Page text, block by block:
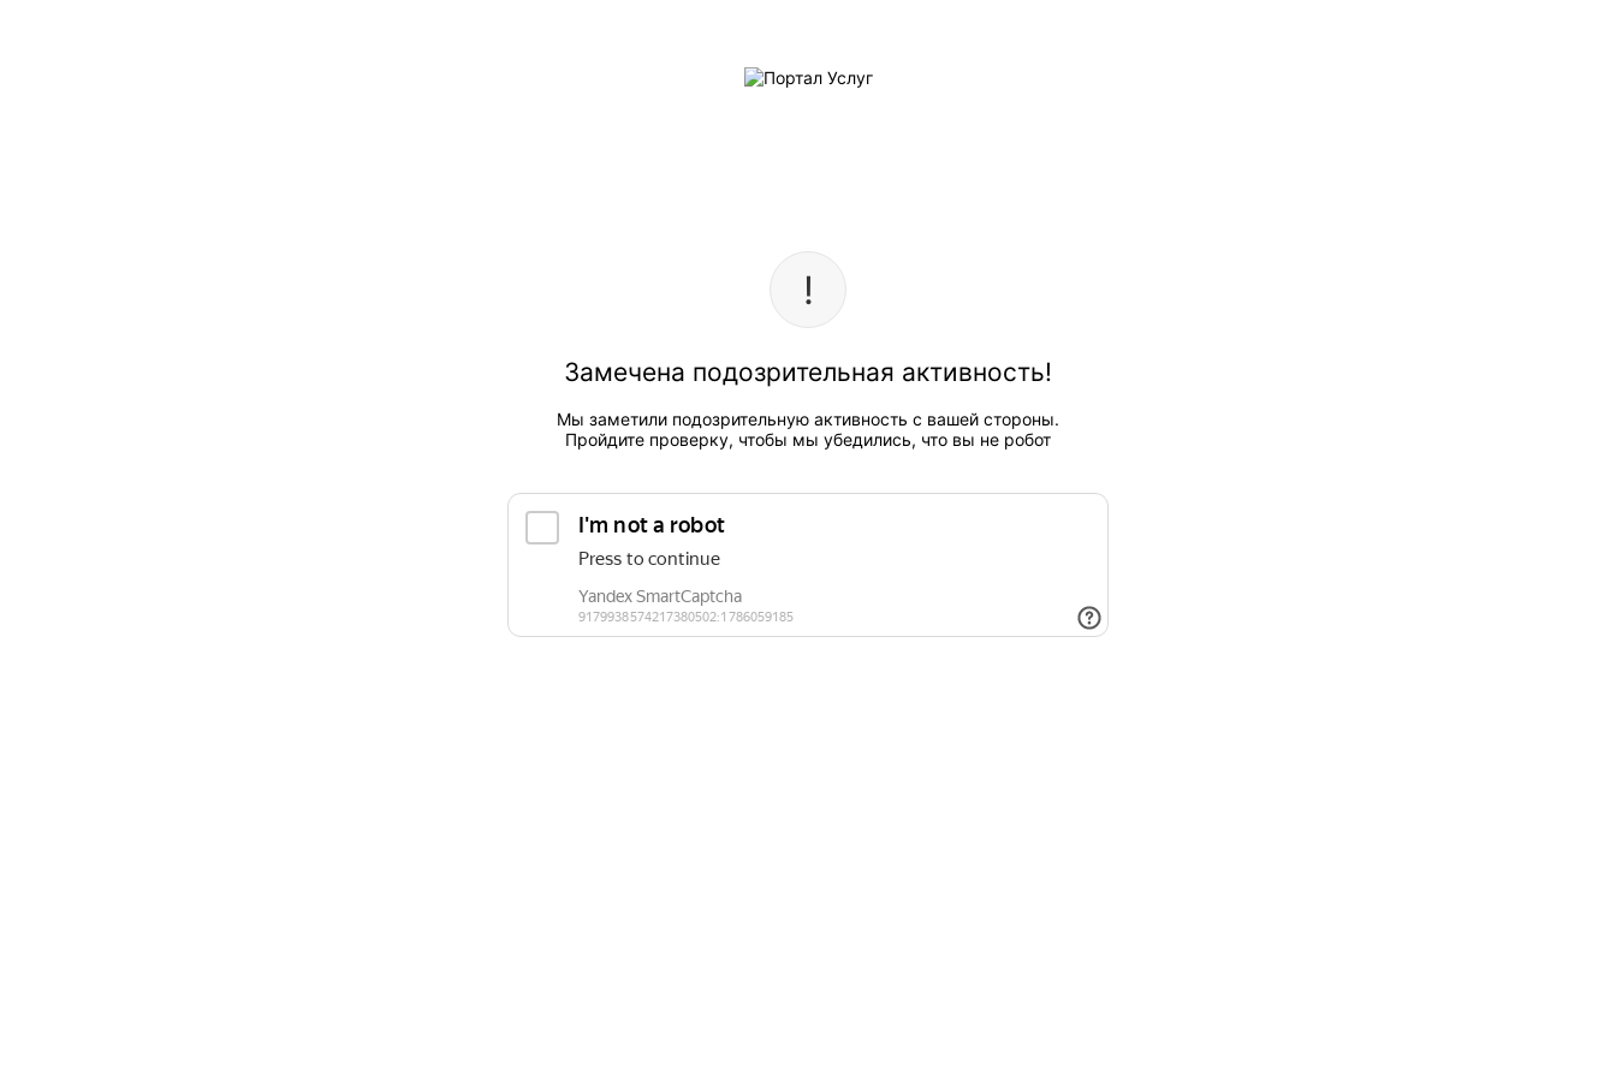
Замечена подозрительная активность!
Мы заметили подозрительную активность с вашей стороны.
Пройдите проверку, чтобы мы убедились, что вы не робот